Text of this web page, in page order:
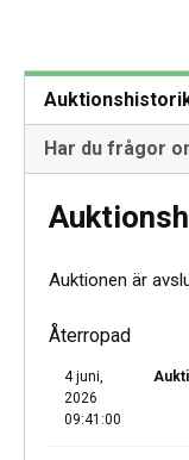
Har du frågor
Auktionen är
Återropad
4 juni,
2026
09:41:00